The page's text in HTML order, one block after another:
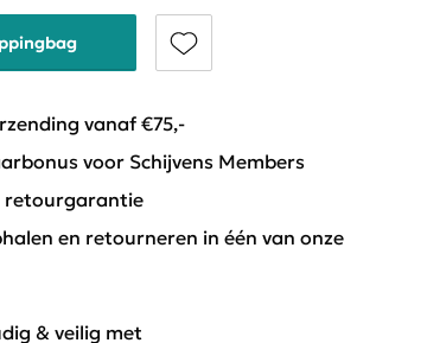
vanaf €75,-
voor Schijvens Members
retourgarantie
en retourneren in één van onze
& veilig met